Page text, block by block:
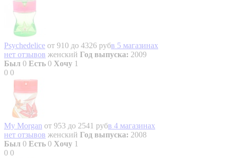
Psychedelice от 910 до 4326 рубв 5 магазинах
нет отзывов женский Год выпуска: 2009
Был 0 Есть 0 Хочу 1
0 0
My Morgan от 953 до 2541 рубв 4 магазинах
нет отзывов женский Год выпуска: 2008
Был 0 Есть 0 Хочу 1
0 0